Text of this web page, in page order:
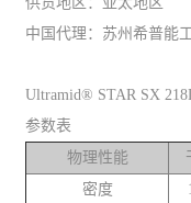
中国代理：苏州希普能
Ultramid® STAR SX
参数表
物理性能
密度